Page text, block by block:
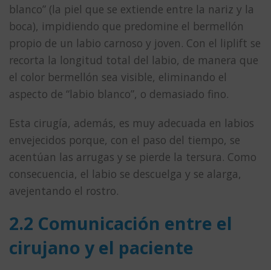
blanco” (la piel que se extiende entre la nariz y la
boca), impidiendo que predomine el bermellón
propio de un labio carnoso y joven. Con el liplift se
recorta la longitud total del labio, de manera que
el color bermellón sea visible, eliminando el
aspecto de “labio blanco”, o demasiado fino.
Esta cirugía, además, es muy adecuada en labios
envejecidos porque, con el paso del tiempo, se
acentúan las arrugas y se pierde la tersura. Como
consecuencia, el labio se descuelga y se alarga,
avejentando el rostro.
2.2 Comunicación entre el
cirujano y el paciente